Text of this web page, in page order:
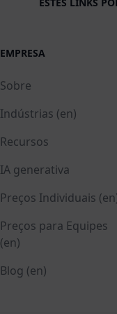
EMPRESA
Sobre
Indústrias (en)
Recursos
IA generativa
Preços Individuais
Preços para Equipes
(en)
Blog (en)